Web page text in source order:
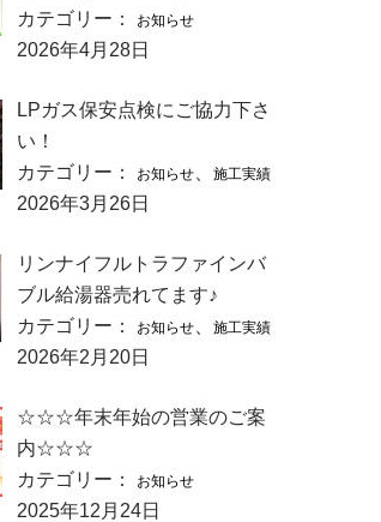
カテゴリー：
お知らせ
2026年4月28日
LPガス保安点検にご協力下さ
い！
カテゴリー：
お知らせ 施工実績
2026年3月26日
リンナイフルトラファインバ
ブル給湯器売れてます♪
カテゴリー：
お知らせ 施工実績
2026年2月20日
☆☆☆年末年始の営業のご案
内☆☆☆
カテゴリー：
お知らせ
2025年12月24日